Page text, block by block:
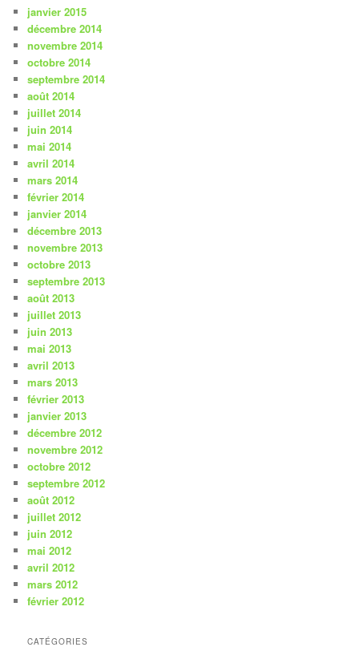
janvier 2015
décembre 2014
novembre 2014
octobre 2014
septembre 2014
août 2014
juillet 2014
juin 2014
mai 2014
avril 2014
mars 2014
février 2014
janvier 2014
décembre 2013
novembre 2013
octobre 2013
septembre 2013
août 2013
juillet 2013
juin 2013
mai 2013
avril 2013
mars 2013
février 2013
janvier 2013
décembre 2012
novembre 2012
octobre 2012
septembre 2012
août 2012
juillet 2012
juin 2012
mai 2012
avril 2012
mars 2012
février 2012
CATÉGORIES